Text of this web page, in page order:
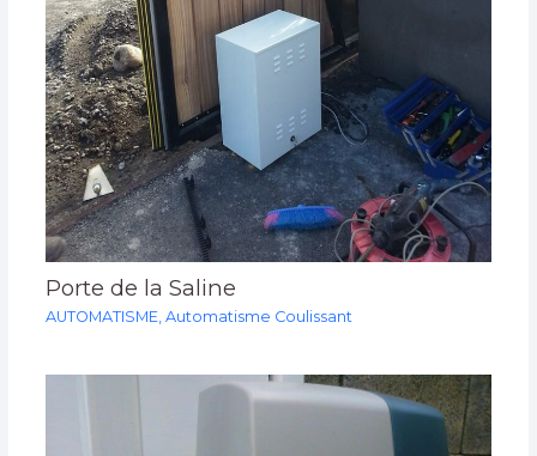
Porte de la Saline
AUTOMATISME, Automatisme Coulissant